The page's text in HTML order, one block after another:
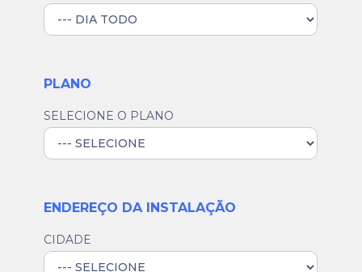
PLANO
SELECIONE O PLANO
ENDEREÇO DA INSTALAÇÃO
CIDADE